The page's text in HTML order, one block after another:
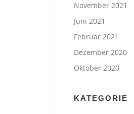
November 2021
Juni 2021
Februar 2021
Dezember 2020
Oktober 2020
KATEGORIE